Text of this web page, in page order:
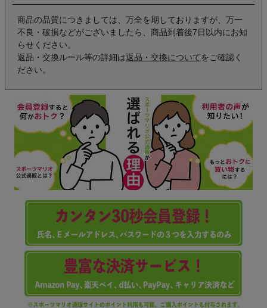
商品の品質につきましては、万全を期しておりますが、万一
不良・破損などがございましたら、商品到着後7日以内にお知
らせください。
返品・交換ルール等の詳細は返品・交換について をご確認く
ださい。